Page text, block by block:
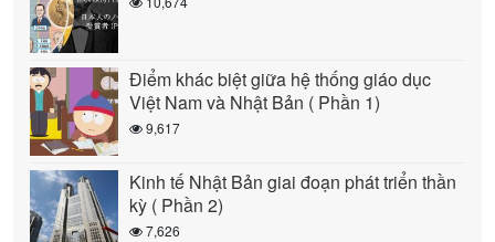
Điểm khác biệt giữa hệ thống giáo dục
Việt Nam và Nhật Bản ( Phần 1)
9,617
Kinh tế Nhật Bản giai đoạn phát triển thần
kỳ ( Phần 2)
7,626